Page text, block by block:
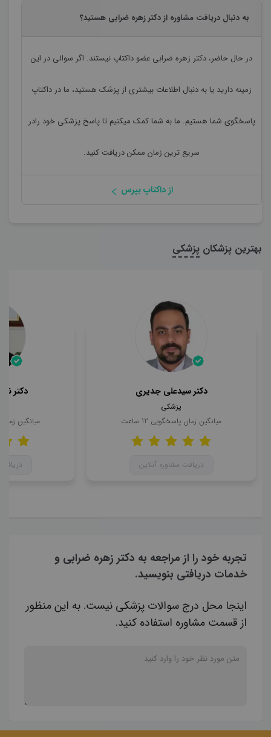
به دنبال دریافت مشاوره از دکتر زهره ضرابی هستید؟
در حال حاضر، دکتر زهره ضرابی عضو داکتاپ نیستند. اگر سوالی در این
زمینه دارید یا به دنبال اطلاعات بیشتری از پزشک هستید، ما در داکتاپ
پاسخگوی شما هستیم. ما به شما کمک میکنیم تا پاسخ پزشکی خود رادر
سریع ترین زمان ممکن دریافت کنید.
از داکتاپ بپرس
بهترین پزشکان پزشکی
دکتر سیدعلی جدیری
پزشکی
میانگین زمان پاسخگویی 12 ساعت
دریافت مشاوره آنلاین
دکتر
میانگین
تجربه خود را از مراجعه به دکتر زهره ضرابی و
خدمات دریافتی بنویسید.
اینجا محل درج سوالات پزشکی نیست. به این منظور
از قسمت مشاوره استفاده کنید.